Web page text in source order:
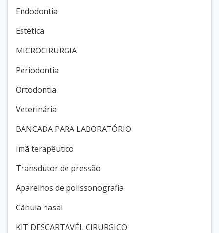
Endodontia
Estética
MICROCIRURGIA
Periodontia
Ortodontia
Veterinária
BANCADA PARA LABORATÓRIO
Imã terapêutico
Transdutor de pressão
Aparelhos de polissonografia
Cânula nasal
KIT DESCARTAVÉL CIRURGICO